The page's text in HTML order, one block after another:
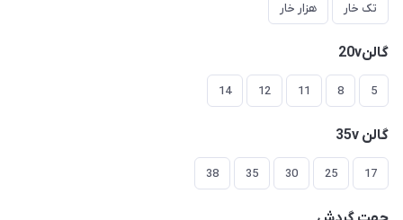
تک خار هزار خار
گالن20v
5
8
11
12
14
گالن 35v
17
25
30
35
38